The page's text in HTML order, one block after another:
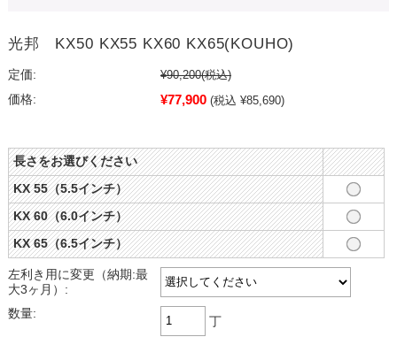
光邦 KX50 KX55 KX60 KX65(KOUHO)
定価: ¥90,200(税込)
価格:
¥77,900 (税込 ¥85,690)
長さをお選びください
KX 55（5.5インチ）
KX 60（6.0インチ）
KX 65（6.5インチ）
左利き用に変更（納期:最
大3ヶ月）:
数量:
丁